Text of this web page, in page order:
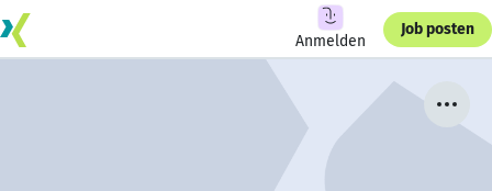
Anmelden
Job posten